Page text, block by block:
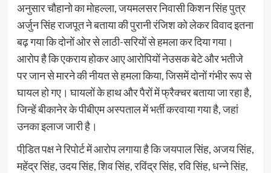
अनुसार चौहानो का मोहल्ला, जयमलसर निवासी किशन सिंह पुत्र
अर्जुन सिंह राजपूत ने बताया की पुरानी रंजिश को लेकर विवाद इतना
बढ़ गया कि दोनों ओर से लाठी-सरियों से हमला कर दिया गया।
आरोप है कि एकराय होकर आए आरोपियों नेउसक बेटे और भतीजे
पर जान से मारने की नीयत से हमला किया, जिसमें दोनों गंभीर रूप से
घायल हो गए। घायलों के हाथ और पैरों में फ्रैक्चर बताया जा रहा है,
जिन्हें बीकानेर के पीबीएम अस्पताल में भर्ती करवाया गया है, जहां
उनका इलाज जारी है।
पीडि़त पक्ष ने रिपोर्ट में आरोप लगाया है कि जयपाल सिंह, अजय सिंह,
महेंद्र सिंह, उदय सिंह, शिव सिंह, रविंद्र सिंह, रवि सिंह, धन्ने सिंह,